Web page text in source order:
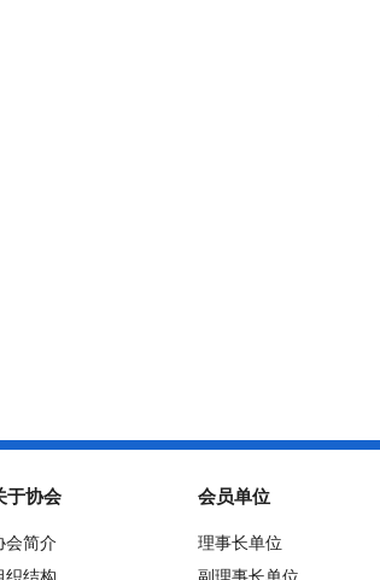
于协会
会简介
会员单位
理事长单位